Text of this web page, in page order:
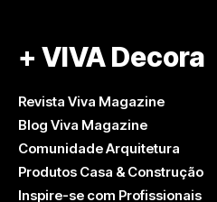
+ VIVA Decora
Revista Viva Magazine
Blog Viva Magazine
Comunidade Arquitetura
Produtos Casa & Construção
Inspire-se com Profissionais